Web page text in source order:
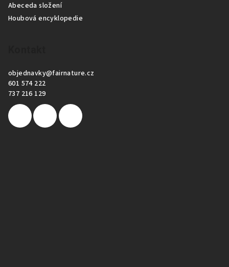
Abeceda složení
Houbová encyklopedie
objednavky@fairnature.cz
601 574 222
737 216 129